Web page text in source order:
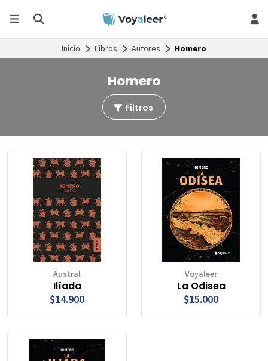
Inicio Libros Autores Homero
Homero
Filtros
Austral
Ilíada
$14.900
Voyaleer
La Odisea
$15.000